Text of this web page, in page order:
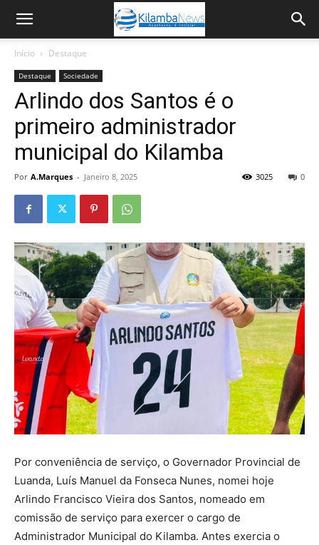
Início Destaque
Destaque Sociedade
Arlindo dos Santos é o
primeiro administrador
municipal do Kilamba
Por A.Marques - Janeiro 8, 2025 0
3025
Por conveniência de serviço, o Governador Provincial de
Luanda, Luís Manuel da Fonseca Nunes, nomei hoje
Arlindo Francisco Vieira dos Santos, nomeado em
comissão de serviço para exercer o cargo de
Administrador Municipal do Kilamba. Antes exercia o